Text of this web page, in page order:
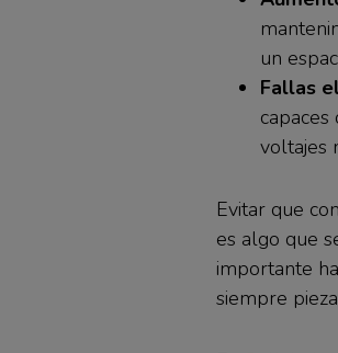
un
Fallas
voltajes
Evitar que
es algo que
importante
siempre